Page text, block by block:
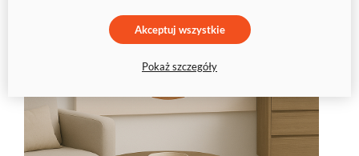
Akceptuj wszystkie
Pokaż szczegóły